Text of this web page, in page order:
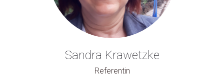
Sandra Krawetzke
Referentin